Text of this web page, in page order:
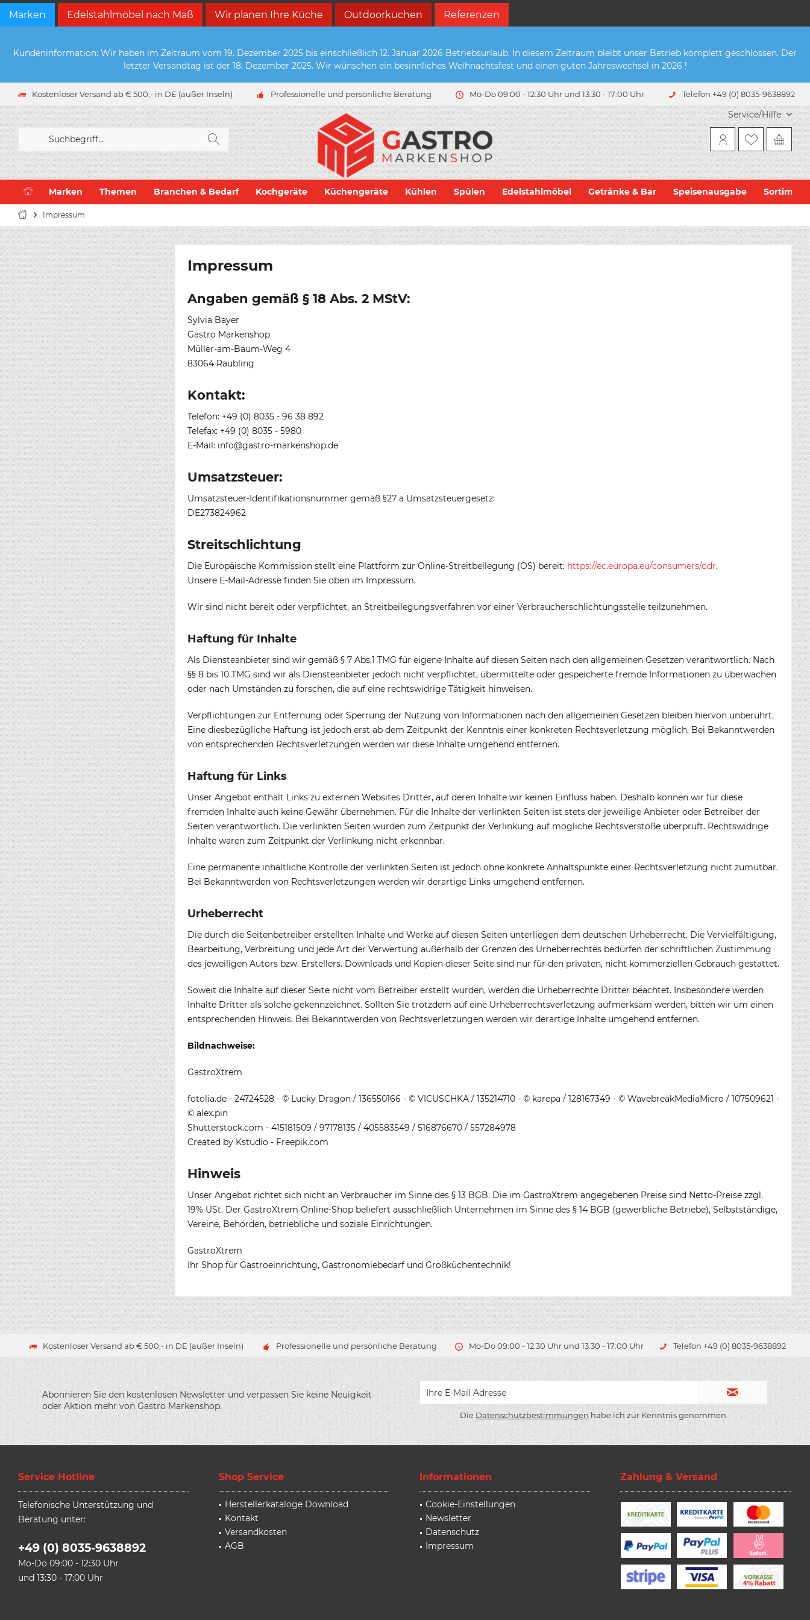
Marken Edelstahlmöbel nach Maß Wir planen Ihre Küche Outdoorküchen Referenzen
Kundeninformation: Wir haben im Zeitraum vom 19. Dezember 2025 bis einschließlich 12. Januar 2026 Betriebsurlaub. In diesem Zeitraum bleibt unser Betrieb komplett geschlossen. Der
letzter Versandtag ist der 18. Dezember 2025. Wir wünschen ein besinnliches Weihnachtsfest und einen guten Jahreswechsel in 2026 !
Kostenloser Versand ab € 500,- in DE (außer Inseln) Professionelle und persönliche Beratung Mo-Do 09:00 - 12:30 Uhr und 13:30 - 17:00 Uhr Telefon +49 (0) 8035-9638892
Service/Hilfe
Marken Themen Branchen & Bedarf Kochgeräte Küchengeräte Kühlen Spülen Edelstahlmöbel Getränke & Bar Speisenausgabe
Impressum
Impressum
Angaben gemäß § 18 Abs. 2 MStV:
Sylvia Bayer
Gastro Markenshop
Müller-am-Baum-Weg 4
83064 Raubling
Kontakt:
Telefon: +49 (0) 8035 - 96 38 892
Telefax: +49 (0) 8035 - 5980
E-Mail: info@gastro-markenshop.de
Umsatzsteuer:
Umsatzsteuer-Identifikationsnummer gemäß §27 a Umsatzsteuergesetz:
DE273824962
Streitschlichtung
Die Europäische Kommission stellt eine Plattform zur Online-Streitbeilegung (OS) bereit: https://ec.europa.eu/consumers/odr.
Unsere E-Mail-Adresse finden Sie oben im Impressum.
Wir sind nicht bereit oder verpflichtet, an Streitbeilegungsverfahren vor einer Verbraucherschlichtungsstelle teilzunehmen.
Haftung für Inhalte
Als Diensteanbieter sind wir gemäß § 7 Abs.1 TMG für eigene Inhalte auf diesen Seiten nach den allgemeinen Gesetzen verantwortlich. Nach
§§ 8 bis 10 TMG sind wir als Diensteanbieter jedoch nicht verpflichtet, übermittelte oder gespeicherte fremde Informationen zu überwachen
oder nach Umständen zu forschen, die auf eine rechtswidrige Tätigkeit hinweisen.
Verpflichtungen zur Entfernung oder Sperrung der Nutzung von Informationen nach den allgemeinen Gesetzen bleiben hiervon unberührt.
Eine diesbezügliche Haftung ist jedoch erst ab dem Zeitpunkt der Kenntnis einer konkreten Rechtsverletzung möglich. Bei Bekanntwerden
von entsprechenden Rechtsverletzungen werden wir diese Inhalte umgehend entfernen.
Haftung für Links
Unser Angebot enthält Links zu externen Websites Dritter, auf deren Inhalte wir keinen Einfluss haben. Deshalb können wir für diese
fremden Inhalte auch keine Gewähr übernehmen. Für die Inhalte der verlinkten Seiten ist stets der jeweilige Anbieter oder Betreiber der
Seiten verantwortlich. Die verlinkten Seiten wurden zum Zeitpunkt der Verlinkung auf mögliche Rechtsverstöße überprüft. Rechtswidrige
Inhalte waren zum Zeitpunkt der Verlinkung nicht erkennbar.
Eine permanente inhaltliche Kontrolle der verlinkten Seiten ist jedoch ohne konkrete Anhaltspunkte einer Rechtsverletzung nicht zumutbar.
Bei Bekanntwerden von Rechtsverletzungen werden wir derartige Links umgehend entfernen.
Urheberrecht
Die durch die Seitenbetreiber erstellten Inhalte und Werke auf diesen Seiten unterliegen dem deutschen Urheberrecht. Die Vervielfältigung,
Bearbeitung, Verbreitung und jede Art der Verwertung außerhalb der Grenzen des Urheberrechtes bedürfen der schriftlichen Zustimmung
des jeweiligen Autors bzw. Erstellers. Downloads und Kopien dieser Seite sind nur für den privaten, nicht kommerziellen Gebrauch gestattet.
Soweit die Inhalte auf dieser Seite nicht vom Betreiber erstellt wurden, werden die Urheberrechte Dritter beachtet. Insbesondere werden
Inhalte Dritter als solche gekennzeichnet. Sollten Sie trotzdem auf eine Urheberrechtsverletzung aufmerksam werden, bitten wir um einen
entsprechenden Hinweis. Bei Bekanntwerden von Rechtsverletzungen werden wir derartige Inhalte umgehend entfernen.
Bildnachweise:
GastroXtrem
fotolia.de - 24724528 - © Lucky Dragon / 136550166 - © VICUSCHKA / 135214710 - © karepa / 128167349 - © WavebreakMediaMicro / 107509621 -
© alex.pin
Shutterstock.com - 415181509 / 97178135 / 405583549 / 516876670 / 557284978
Created by Kstudio - Freepik.com
Hinweis
Unser Angebot richtet sich nicht an Verbraucher im Sinne des § 13 BGB. Die im GastroXtrem angegebenen Preise sind Netto-Preise zzgl.
19% USt. Der GastroXtrem Online-Shop beliefert ausschließlich Unternehmen im Sinne des § 14 BGB (gewerbliche Betriebe), Selbstständige,
Vereine, Behörden, betriebliche und soziale Einrichtungen.
GastroXtrem
Ihr Shop für Gastroeinrichtung, Gastronomiebedarf und Großküchentechnik!
Kostenloser Versand ab € 500,- in DE (außer Inseln) Professionelle und persönliche Beratung Mo-Do 09:00 - 12:30 Uhr und 13:30 - 17:00 Uhr Telefon +49 (0) 8035-9638892
Abonnieren Sie den kostenlosen Newsletter und verpassen Sie keine Neuigkeit
oder Aktion mehr von Gastro Markenshop.
DieDatenschutzbestimmungen habe ich zur Kenntnis genommen.
Service Hotline
Telefonische Unterstützung und
Beratung unter:
+49 (0) 8035-9638892
Mo-Do 09:00 - 12:30 Uhr
und 13:30 - 17:00 Uhr
Shop Service
Herstellerkataloge Download
Kontakt
Versandkosten
AGB
Informationen
Cookie-Einstellungen
Newsletter
Datenschutz
Impressum
Zahlung & Versand